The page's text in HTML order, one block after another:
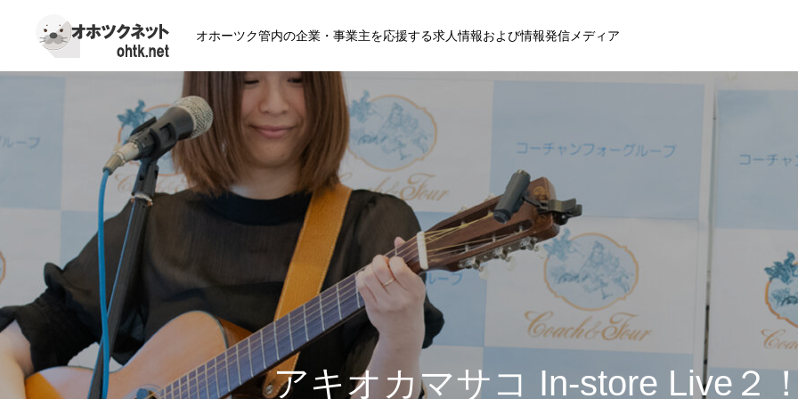
オホーツク管内の企業・事業主を応援する求人情報および情報発信メディア
アキオカマサコ In-store Live２